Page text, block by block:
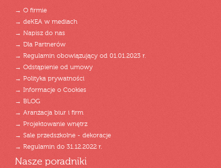
→ O firmie
→ deKEA w mediach
→ Napisz do nas
→ Dla Partnerów
→ Regulamin obowiązujący od 01.01.2023 r.
→ Odstąpienie od umowy
→ Polityka prywatności
→ Informacje o Cookies
→ BLOG
→ Aranżacja biur i firm
→ Projektowanie wnętrz
→ Sale przedszkolne - dekoracje
→ Regulamin do 31.12.2022 r.
Nasze poradniki